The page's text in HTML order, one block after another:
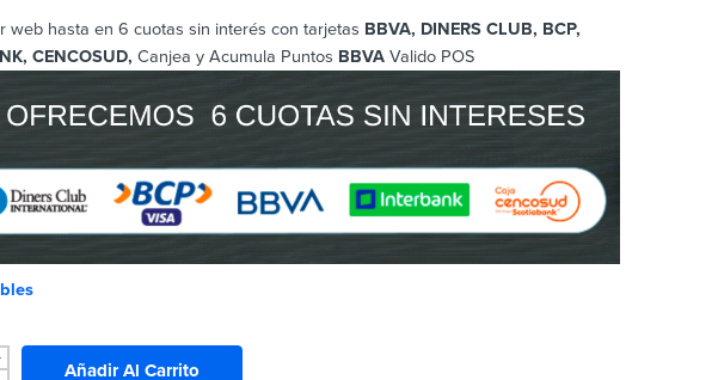
web hasta en 6 cuotas sin interés con tarjetas BBVA, DINERS CLUB, BCP,
CENCOSUD, Canjea y Acumula Puntos BBVA Valido POS
Añadir Al Carrito